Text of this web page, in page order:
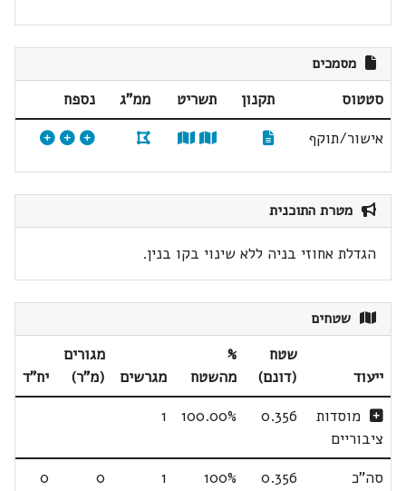
מסמכים
סטטוס תקנון תשריט ממ"ג
נספח
אישור/תוקף
מטרת התוכנית
הגדלת אחוזי בניה ללא שינוי בקו בנין.
שטחים
ייעוד
שטח
(דונם)
%
מהשטח
מגרשים
מגורים
(מ"ר)
יח"ד
מוסדות
ציבוריים
0.356
100.00%
1
סה"כ 0.356
100%
1
0
0